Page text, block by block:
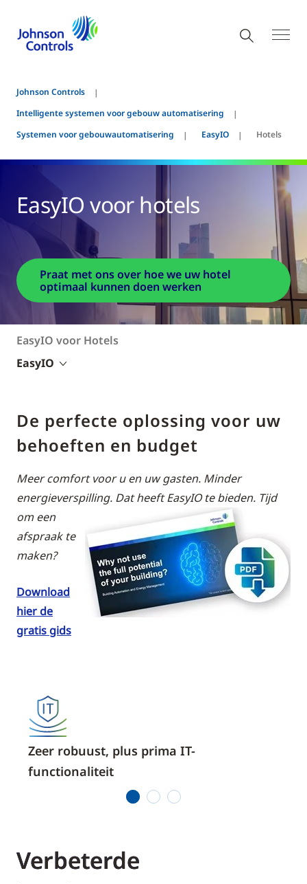
Johnson Controls
Intelligente systemen voor gebouw automatisering
Systemen voor gebouwautomatisering
EasyIO Hotels
EasyIO voor hotels
Praat met ons over hoe we uw hotel
optimaal kunnen doen werken
EasyIO voor Hotels
EasyIO
De perfecte oplossing voor uw
behoeften en budget
Meer comfort voor u en uw gasten. Minder
energieverspilling. Dat heeft EasyIO te bieden. Tijd
om een
afspraak te
maken?
Download
hier de
gratis gids
Zeer robuust, plus prima IT-
functionaliteit
Verbeterde